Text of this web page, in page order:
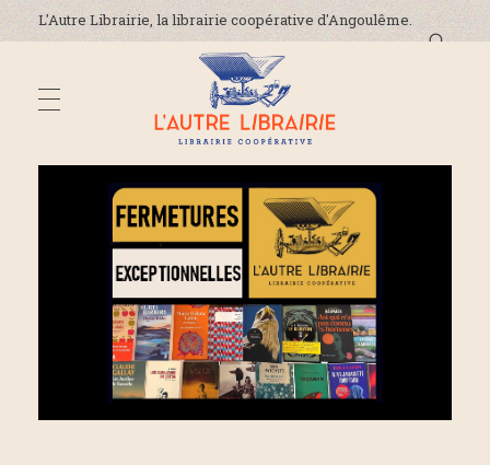
L'Autre Librairie, la librairie coopérative d'Angoulême.
L'Autre Librairie
Librairie coopérative, généraliste, indépendante, à Angoulême en Charente
La coopérative
La librairie
On parle de nous !
Nous contacter
ADRESSE ET HORAIRES
ÉVÈNEMENTS